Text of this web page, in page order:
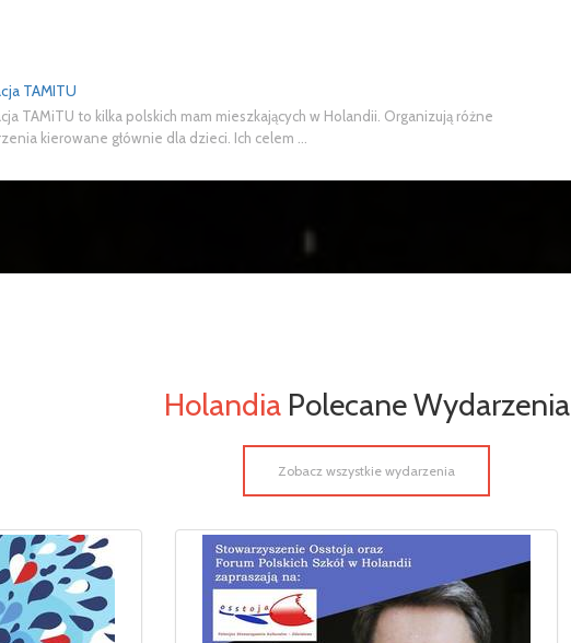
TAMITU
TAMiTU to kilka polskich mam mieszkających w Holandii. Organizują różne
kierowane głównie dla dzieci. Ich celem ...
HolandiaPolecane Wydarzenia
Zobacz wszystkie wydarzenia